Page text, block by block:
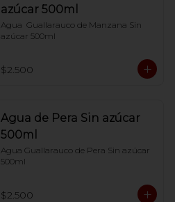
azúcar 500ml
Agua  Guallarauco de Manzana Sin
azúcar 500ml
$2.500
Agua de Pera Sin azúcar
500ml
Agua Guallarauco de Pera Sin azúcar
500ml
$2.500